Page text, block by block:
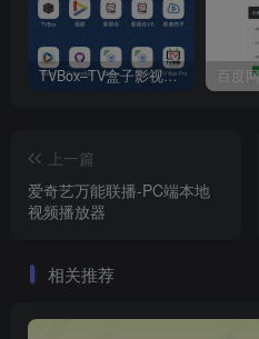
TVBox–TV盒子影视神器【附视频源和下载地址】【附自带源软件】
上一篇
爱奇艺万能联播-PC端本地
视频播放器
相关推荐